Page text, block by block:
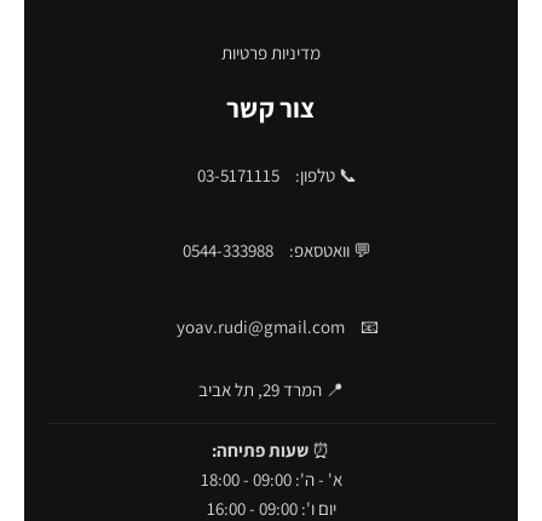
מדיניות פרטיות
צור קשר
📞 טלפון: 03-5171115
💬 וואטסאפ: 0544-333988
📧
yoav.rudi@gmail.com
📍 המרד 29, תל אביב
⏰ שעות פתיחה:
א' - ה': 09:00 - 18:00
יום ו': 09:00 - 16:00